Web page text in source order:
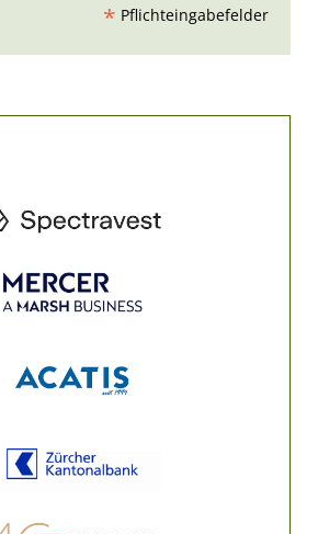
* Pflichteingabefelder